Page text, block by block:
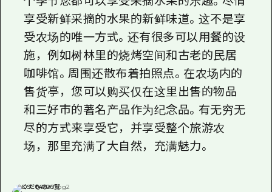
享受新鲜采摘的水果的新鲜味道。这不是享
受农场的唯一方式。还有很多可以用餐的设
施，例如树林里的烧烤空间和古老的民居
咖啡馆。周围还散布着拍照点。在农场内的
售货亭，您可以购买仅在这里出售的物品
和三好市的著名产品作为纪念品。有无穷无
尽的方式来享受它，并享受整个旅游农
场，那里充满了大自然，充满魅力。